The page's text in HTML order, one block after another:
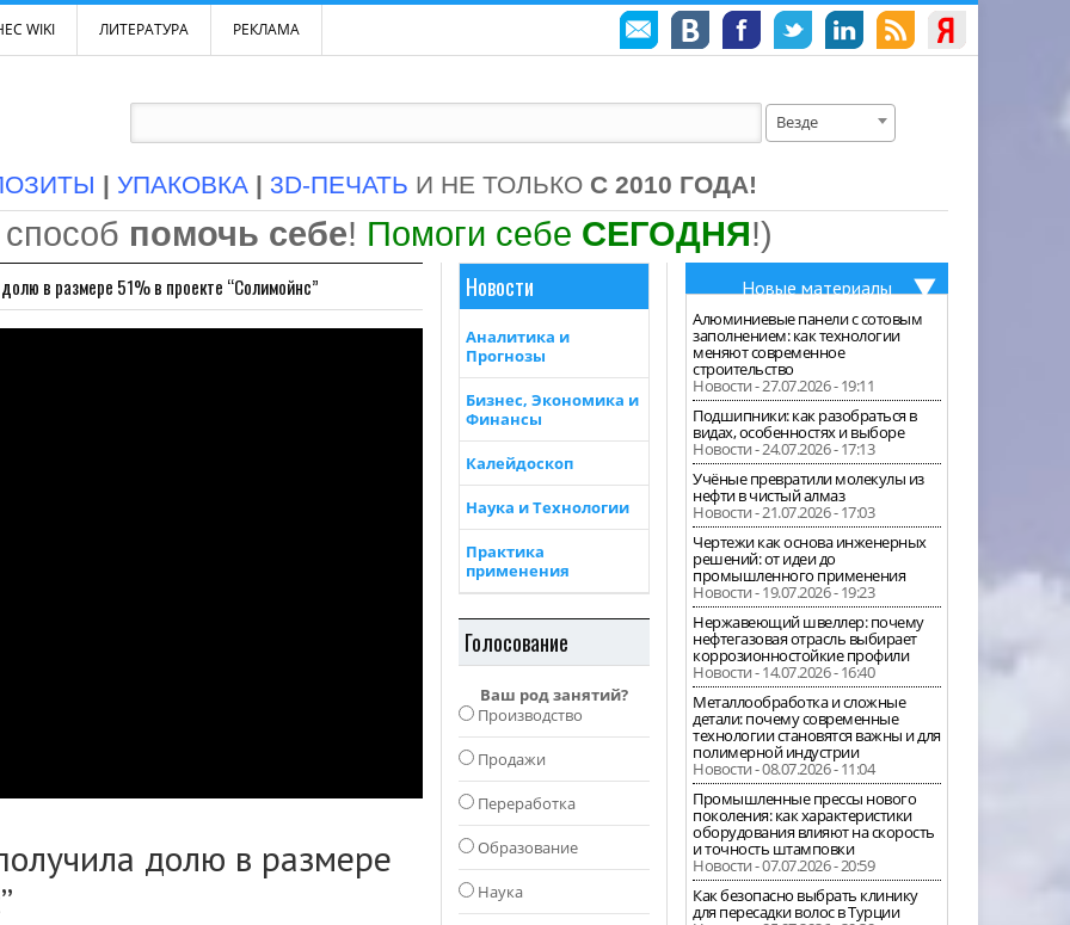
WIKI ЛИТЕРАТУРА РЕКЛАМА
Везде
| УПАКОВКА | 3D-ПЕЧАТЬ И НЕ ТОЛЬКО С 2010 ГОДА!
помочь себе! Помоги себе СЕГОДНЯ!)
в размере 51% в проекте “Солимойнс”
долю в размере
Новости
Аналитика и
Прогнозы
Бизнес, Экономика и
Финансы
Калейдоскоп
Наука и Технологии
Практика
применения
Голосование
Ваш род занятий?
Производство
Продажи
Переработка
Образование
Наука
Новые материалы
Алюминиевые панели с сотовым
заполнением: как технологии
меняют современное
строительство
Новости - 27.07.2026 - 19:11
Подшипники: как разобраться в
видах, особенностях и выборе
Новости - 24.07.2026 - 17:13
Учёные превратили молекулы из
нефти в чистый алмаз
Новости - 21.07.2026 - 17:03
Чертежи как основа инженерных
решений: от идеи до
промышленного применения
Новости - 19.07.2026 - 19:23
Нержавеющий швеллер: почему
нефтегазовая отрасль выбирает
коррозионностойкие профили
Новости - 14.07.2026 - 16:40
Металлообработка и сложные
детали: почему современные
технологии становятся важны и для
полимерной индустрии
Новости - 08.07.2026 - 11:04
Промышленные прессы нового
поколения: как характеристики
оборудования влияют на скорость
и точность штамповки
Новости - 07.07.2026 - 20:59
Как безопасно выбрать клинику
для пересадки волос в Турции